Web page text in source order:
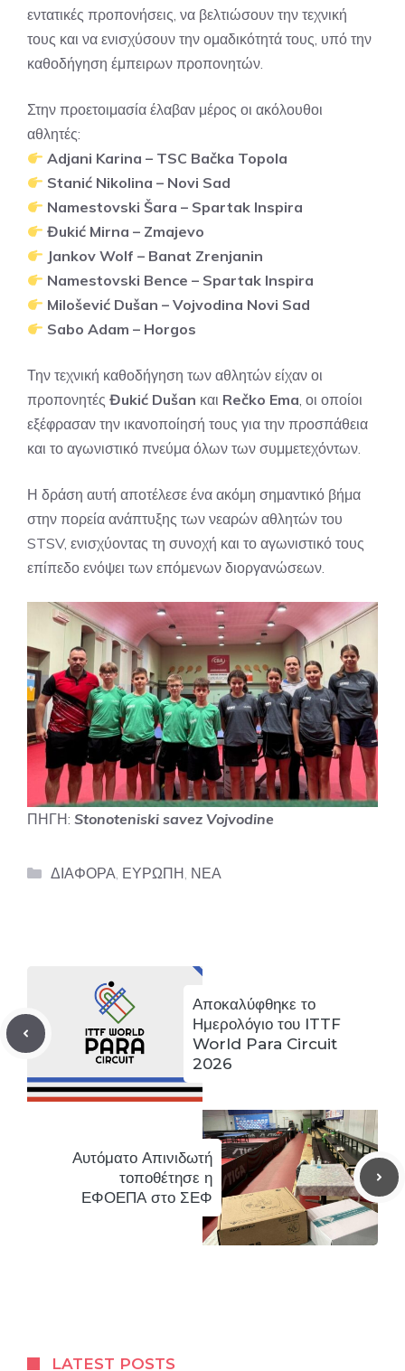
εντατικές προπονήσεις, να βελτιώσουν την τεχνική
τους και να ενισχύσουν την ομαδικότητά τους, υπό την
καθοδήγηση έμπειρων προπονητών.
Στην προετοιμασία έλαβαν μέρος οι ακόλουθοι
αθλητές:
Adjani Karina – TSC Bačka Topola
Stanić Nikolina – Novi Sad
Namestovski Šara – Spartak Inspira
Đukić Mirna – Zmajevo
Jankov Wolf – Banat Zrenjanin
Namestovski Bence – Spartak Inspira
Milošević Dušan – Vojvodina Novi Sad
Sabo Adam – Horgos
Την τεχνική καθοδήγηση των αθλητών είχαν οι
προπονητές Đukić Dušan και Rečko Ema, οι οποίοι
εξέφρασαν την ικανοποίησή τους για την προσπάθεια
και το αγωνιστικό πνεύμα όλων των συμμετεχόντων.
Η δράση αυτή αποτέλεσε ένα ακόμη σημαντικό βήμα
στην πορεία ανάπτυξης των νεαρών αθλητών του
STSV, ενισχύοντας τη συνοχή και το αγωνιστικό τους
επίπεδο ενόψει των επόμενων διοργανώσεων.
ΠΗΓΗ: Stonoteniski savez Vojvodine
Categories
ΔΙΑΦΟΡΑ ΕΥΡΩΠΗ ΝΕΑ
Αποκαλύφθηκε το
Ημερολόγιο του ITTF
World Para Circuit
2026
Αυτόματο Απινιδωτή
τοποθέτησε η
ΕΦΟΕΠΑ στο ΣΕΦ
LATEST POSTS